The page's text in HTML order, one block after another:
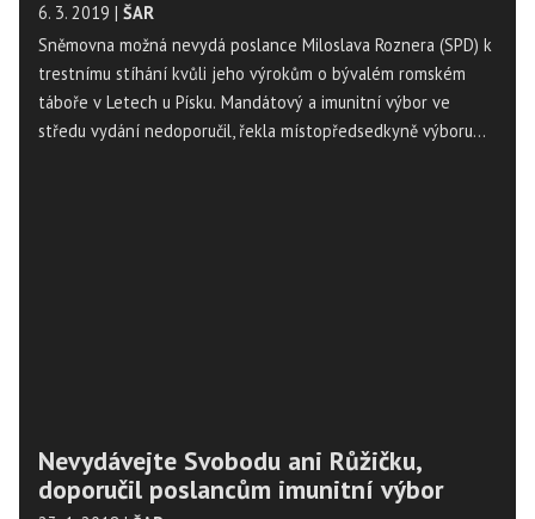
6. 3. 2019 | ŠAR
Sněmovna možná nevydá poslance Miloslava Roznera (SPD) k
trestnímu stíhání kvůli jeho výrokům o bývalém romském
táboře v Letech u Písku. Mandátový a imunitní výbor ve
středu vydání nedoporučil, řekla místopředsedkyně výboru
Nevydávejte Svobodu ani Růžičku,
doporučil poslancům imunitní výbor